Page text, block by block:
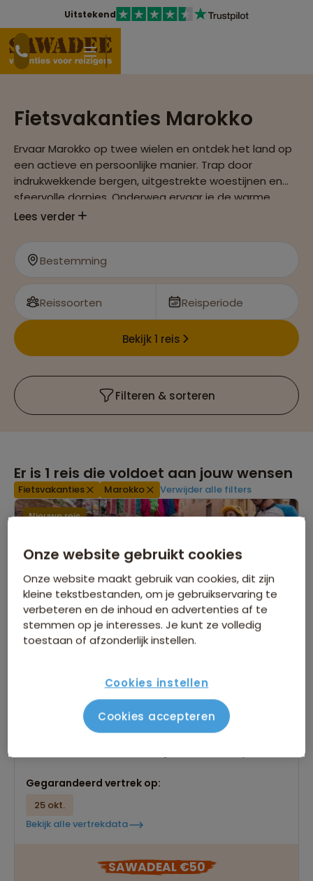
Uitstekend
Fietsvakanties Marokko
Ervaar Marokko op twee wielen en ontdek het land op
een actieve en persoonlijke manier. Trap door
indrukwekkende bergen, uitgestrekte woestijnen en
sfeervolle dorpjes. Onderweg ervaar je de warme
gastvrijheid van de lokale bevolking en ontdek je de
Lees verder
Bestemming
Reissoorten Reisperiode
Bekijk 1 reis
Filteren & sorteren
Er is 1 reis die voldoet aan jouw wensen
Fietsvakanties Marokko
Verwijder alle filters
Nieuwe reis
6 beoordelingen
Ontdek Marokko op actieve wijze
Mountainbikehuur en bagagevervoer inclusief
Gegarandeerd vertrek op:
25 okt.
Bekijk alle vertrekdata
SAWADEAL €50
Onze website gebruikt cookies
Onze website maakt gebruik van cookies, dit zijn
kleine tekstbestanden, om je gebruikservaring te
verbeteren en de inhoud en advertenties af te
stemmen op je interesses. Je kunt ze volledig
toestaan of afzonderlijk instellen.
Cookies instellen
Cookies accepteren